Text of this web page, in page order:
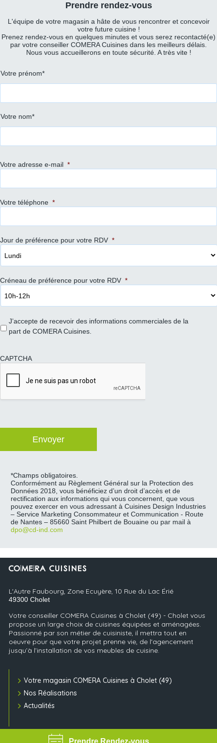
Prendre Rendez-vous
Prendre rendez-vous
L'équipe de votre magasin a hâte de vous rencontrer et concevoir
votre future cuisine !
Prenez rendez-vous en quelques minutes et vous serez recontacté(e)
par votre conseiller COMERA Cuisines dans les meilleurs délais.
Nous vous accueillerons en toute sécurité. A très vite !
et
nom *
Votre prénom*
Votre nom*
Votre adresse e-mail *
Votre téléphone *
Jour de préférence pour votre RDV *
Créneau de préférence pour votre RDV *
J’accepte de recevoir des informations commerciales de la
part de COMERA Cuisines.
CAPTCHA
*Champs obligatoires.
Conformément au Règlement Général sur la Protection des
Données 2018, vous bénéficiez d’un droit d’accès et de
rectification aux informations qui vous concernent, que vous
pouvez exercer en vous adressant à Cuisines Design Industries
– Service Marketing Consommateur et Communication - Route
de Nantes – 85660 Saint Philbert de Bouaine ou par mail à
dpo@cd-ind.com
L'Autre Faubourg, Zone Ecuyère, 10 Rue du Lac Érié
49300 Cholet
Votre conseiller COMERA Cuisines à Cholet (49) - Cholet vous
propose un large choix de cuisines équipées et aménagées.
Passionné par son métier de cuisiniste, il mettra tout en
oeuvre pour que votre projet prenne vie, de l'agencement
jusqu’à l’installation de vos meubles de cuisine.
Votre magasin COMERA Cuisines à Cholet (49)
Nos Réalisations
Actualités